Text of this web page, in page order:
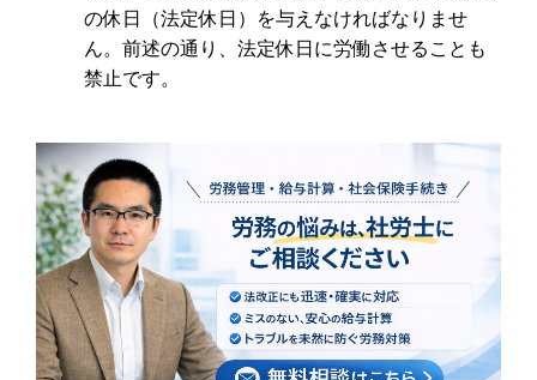
の休日（法定休日）を与えなければなりませ
ん。前述の通り、法定休日に労働させることも
禁止です。